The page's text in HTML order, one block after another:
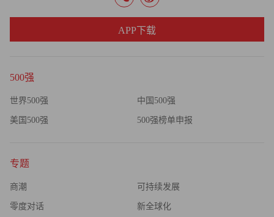
500强
世界500强 中国500强
美国500强 500强榜单申报
专题
商潮 可持续发展
零度对话 新全球化
APP下载